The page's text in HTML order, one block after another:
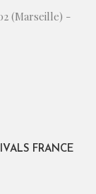
(Marseille) -
FRANCE